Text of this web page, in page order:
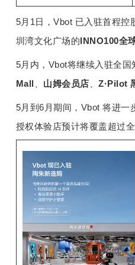
5月1日，Vbot 已 入驻首程控
圳湾文化广场的 INNO100全
5月内，Vbot将继续入驻全国
Mall
山姆会员店 、Z·Pilot
5月到6月期间，Vbot 将进一
授权体验店预计将覆盖超过